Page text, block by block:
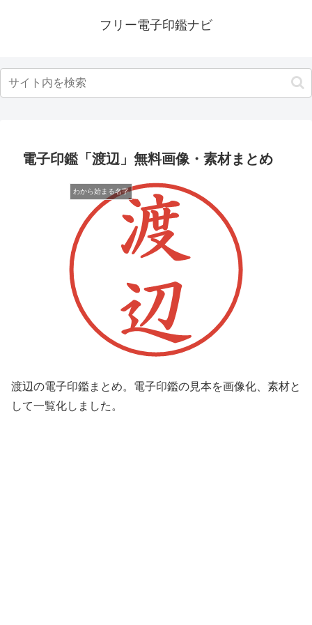
フリー電子印鑑ナビ
電子印鑑「渡辺」無料画像・素材まとめ
わから始まる名字
渡辺の電子印鑑まとめ。電子印鑑の見本を画像化、素材と
して一覧化しました。